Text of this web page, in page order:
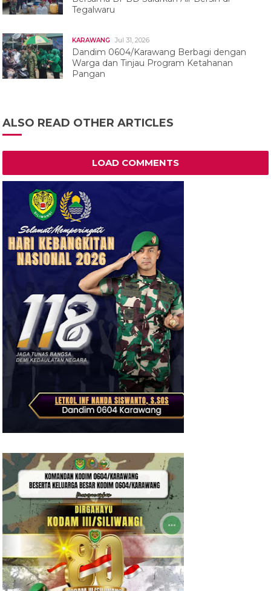
Tegalwaru
KARAWANG Jul 31, 2026
Dandim 0604/Karawang Berbagi dengan
Warga dan Tinjau Program Ketahanan
Pangan
ALSO READ OTHER ARTICLES
LOAD COMMENTS